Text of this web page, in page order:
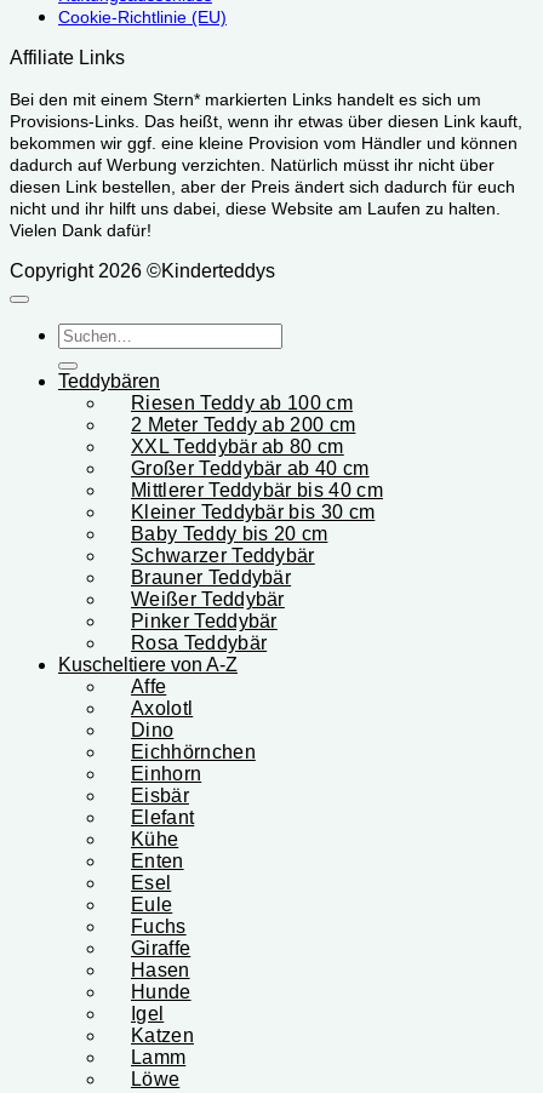
Cookie-Richtlinie (EU)
Affiliate Links
Bei den mit einem Stern* markierten Links handelt es sich um
Provisions-Links. Das heißt, wenn ihr etwas über diesen Link kauft,
bekommen wir ggf. eine kleine Provision vom Händler und können
dadurch auf Werbung verzichten. Natürlich müsst ihr nicht über
diesen Link bestellen, aber der Preis ändert sich dadurch für euch
nicht und ihr hilft uns dabei, diese Website am Laufen zu halten.
Vielen Dank dafür!
Copyright 2026 ©Kinderteddys
Suchen
nach:
Teddybären
Riesen Teddy ab 100 cm
2 Meter Teddy ab 200 cm
XXL Teddybär ab 80 cm
Großer Teddybär ab 40 cm
Mittlerer Teddybär bis 40 cm
Kleiner Teddybär bis 30 cm
Baby Teddy bis 20 cm
Schwarzer Teddybär
Brauner Teddybär
Weißer Teddybär
Pinker Teddybär
Rosa Teddybär
Kuscheltiere von A-Z
Affe
Axolotl
Dino
Eichhörnchen
Einhorn
Eisbär
Elefant
Kühe
Enten
Esel
Eule
Fuchs
Giraffe
Hasen
Hunde
Igel
Katzen
Lamm
Löwe